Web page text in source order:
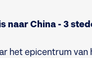
naar China - 3
het epicentrum van